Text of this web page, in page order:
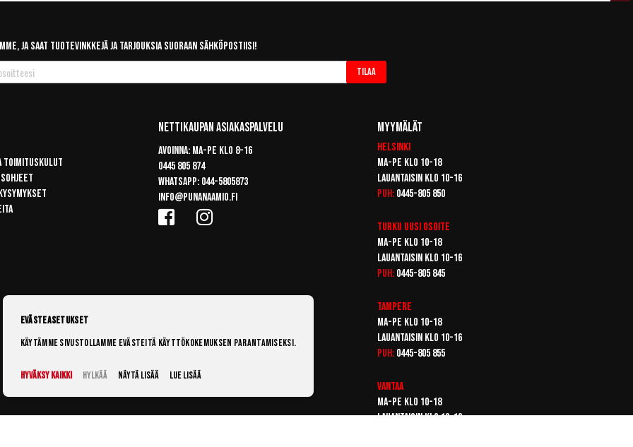
ja saat tuotevinkkejä ja tarjouksia suoraan sähköpostiisi!
Tilaa
toimituskulut
Nettikaupan Asiakaspalvelu
Avoinna: Ma-pe klo 8-16
0445 805 874
Whatsapp: 044-5805873
info@punanaamio.fi
Myymälät
Helsinki
Ma-pe klo 10-18
Lauantaisin klo 10-16
Puh: 0445-805 850
Turku Uusi osoite
Ma-pe klo 10-18
Lauantaisin klo 10-16
Puh: 0445-805 845
Tampere
Ma-pe klo 10-18
Lauantaisin klo 10-16
Puh: 0445-805 855
Vantaa
Ma-pe klo 10-18
Lauantaisin klo 10-16
Evästeasetukset
Käytämme sivustollamme evästeitä käyttökokemuksen parantamiseksi.
Hyväksy kaikki Hylkää Näytä lisää Lue lisää